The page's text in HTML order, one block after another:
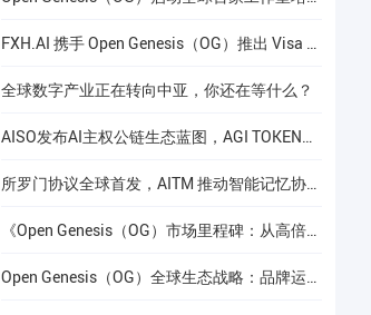
FXH.AI 携手 Open Genesis（OG）推出 Visa 联名实体卡
全球数字产业正在转向中亚，你还在等什么？
AISO发布AI主权公链生态蓝图，AGI TOKEN计划于12月24日上线Gate.io
所罗门协议全球首发，AITM 推动智能记忆协议进入全球协作阶段
《Open Genesis（OG）市场里程碑：从高倍增长到共识流动性的价值重构》
Open Genesis（OG）全球生态战略：品牌运营赋能下的线下共识网络建设